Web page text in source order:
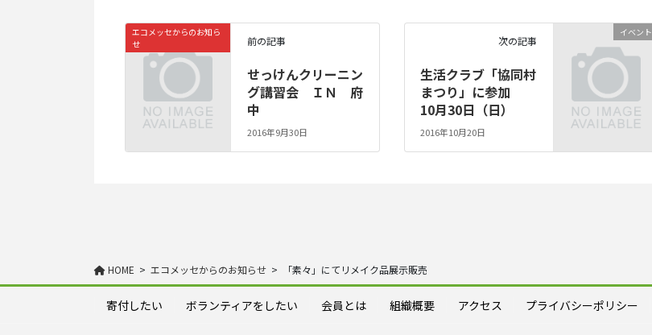
エコメッセからのお知ら
せ
前の記事
せっけんクリーニン
グ講習会 ＩＮ 府
中
2016年9月30日
イベント
次の記事
生活クラブ「協同村
まつり」に参加
10月30日（日）
2016年10月20日
HOME エコメッセからのお知らせ 「素々」にてリメイク品展示販売
寄付したい ボランティアをしたい 会員とは 組織概要 アクセス プライバシーポリシー